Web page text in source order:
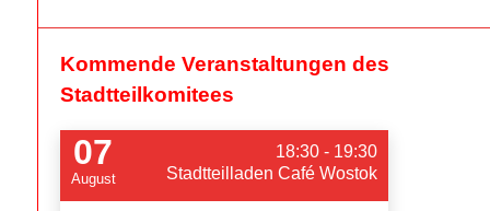
Kommende Veranstaltungen des
Stadtteilkomitees
07
August
18:30 - 19:30
Stadtteilladen Café Wostok